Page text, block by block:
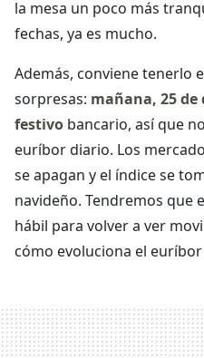
la mesa un poco más
fechas, ya es mucho.
Además, conviene tenerlo
sorpresas: mañana, 25 de
festivo bancario, así que
euríbor diario. Los
se apagan y el índice se
navideño. Tendremos que
hábil para volver a ver
cómo evoluciona el